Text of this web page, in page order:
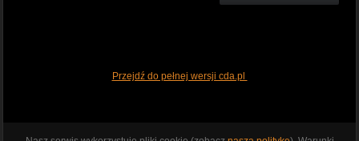
Przejdź do pełnej wersji cda.pl